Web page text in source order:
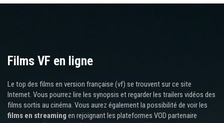
Films VF en ligne
Le top des films en version française (vf) se trouvent sur ce site
Internet. Vous pourrez lire les synopsis et regarder les trailers vidéos des
films sortis au cinéma. Vous aurez également la possibilité de voir les
films en streaming en rejoignant les plateformes VOD partenaire